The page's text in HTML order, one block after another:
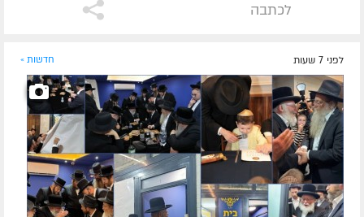
לכתבה
לפני 7 שעות חדשות »